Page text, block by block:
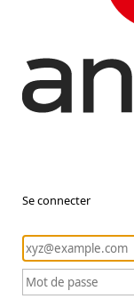
Se connecter